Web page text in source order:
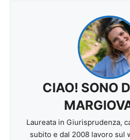
CIAO! SONO
Laureata in Giurisprudenza,
subito e dal 2008 lavoro sul